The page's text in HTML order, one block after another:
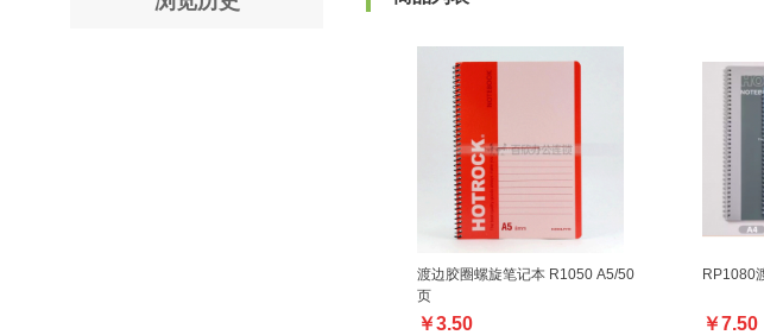
渡边胶圈螺旋笔记本 R1050 A5/50
页
￥3.50 ￥7.50